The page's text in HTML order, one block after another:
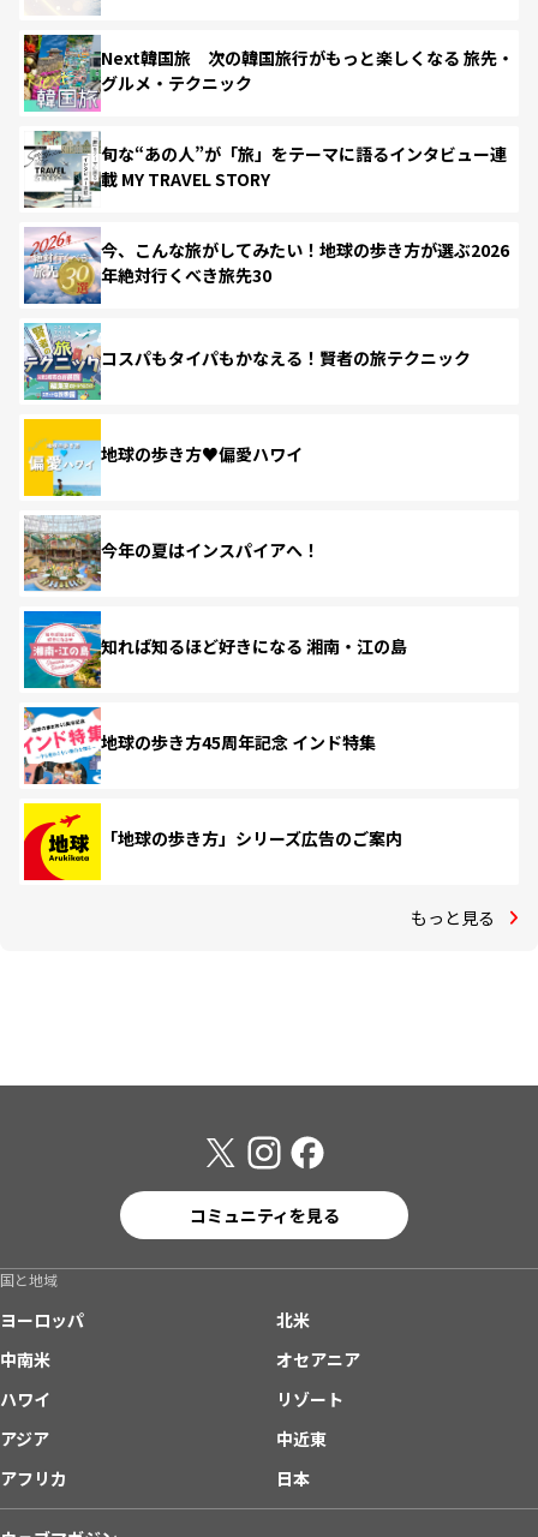
Next韓国旅 次の韓国旅行がもっと楽しくなる 旅先・
グルメ・テクニック
旬な“あの人”が「旅」をテーマに語るインタビュー連
載 MY TRAVEL STORY
今、こんな旅がしてみたい！地球の歩き方が選ぶ2026
年絶対行くべき旅先30
コスパもタイパもかなえる！賢者の旅テクニック
地球の歩き方♥偏愛ハワイ
今年の夏はインスパイアへ！
知れば知るほど好きになる 湘南・江の島
地球の歩き方45周年記念 インド特集
「地球の歩き方」シリーズ広告のご案内
もっと見る
コミュニティを見る
国と地域
ヨーロッパ
北米
中南米
オセアニア
ハワイ
リゾート
アジア
中近東
アフリカ
日本